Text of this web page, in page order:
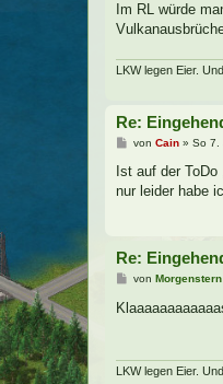
Im RL würde
LKW legen Eier.
Re:
B
i
r
von Cain» So 7.
Ist auf der ToDo
nur leider habe
Re:
B
i
t
von Morgenstern
LKW legen Eier.